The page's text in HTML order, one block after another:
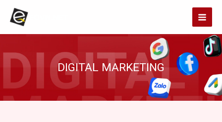
content
DIGITAL MARKETING